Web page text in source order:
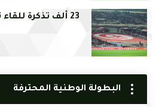
23 ألف تذكرة للقاء تونس وبوركينا فاسو
البطولة الوطنية المحترفة